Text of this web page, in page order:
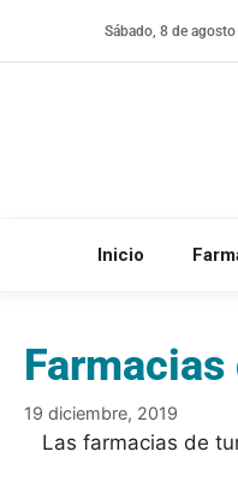
Sábado, 8 de
Inicio
19 diciembre, 2019
Las farmacias de